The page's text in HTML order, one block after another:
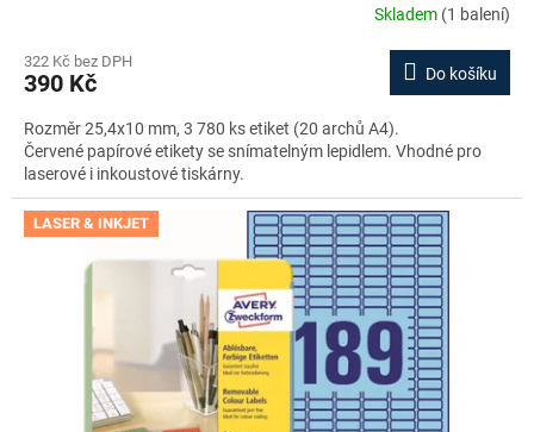
Skladem (1 balení)
322 Kč bez DPH
390 Kč Do košíku
Rozměr 25,4x10 mm, 3 780 ks etiket (20 archů A4).
Červené papírové etikety se snímatelným lepidlem. Vhodné pro
laserové i inkoustové tiskárny.
LASER & INKJET